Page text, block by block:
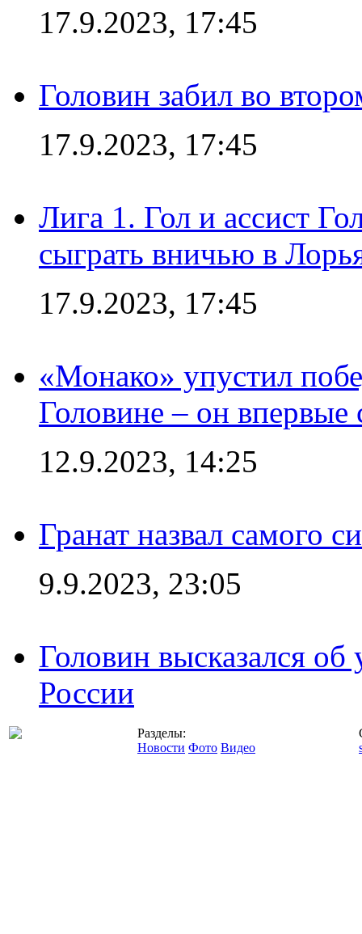
17.9.2023, 17:45
Головин забил во
17.9.2023, 17:45
Лига 1. Гол и ассист
сыграть вничью в
17.9.2023, 17:45
«Монако» упустил
Головине – он впервые
12.9.2023, 14:25
Гранат назвал самого
9.9.2023, 23:05
Головин высказался
России
Разделы:
Новости Фото Видео